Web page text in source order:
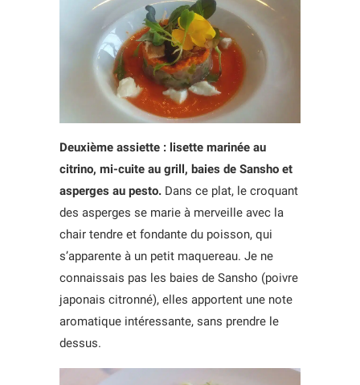
Deuxième assiette : lisette marinée au
citrino, mi-cuite au grill, baies de Sansho et
asperges au pesto. Dans ce plat, le croquant
des asperges se marie à merveille avec la
chair tendre et fondante du poisson, qui
s’apparente à un petit maquereau. Je ne
connaissais pas les baies de Sansho (poivre
japonais citronné), elles apportent une note
aromatique intéressante, sans prendre le
dessus.